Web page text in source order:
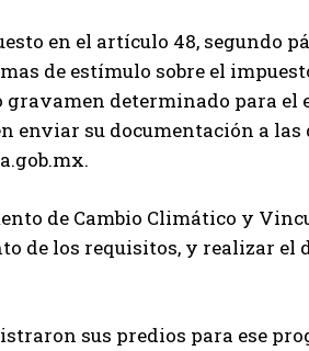
en el artículo 48, segundo
de estímulo sobre el
gravamen determinado para el
enviar su documentación a las
de Cambio Climático y
de los requisitos, y realizar el
sus predios para ese